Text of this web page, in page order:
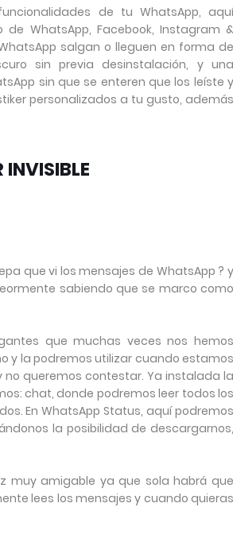
de tu WhatsApp, aquí
WhatsApp, Facebook, Instagram &
salgan o lleguen en forma de
sin previa desinstalación, y una
sin que se enteren que los leíste y
personalizados a tu gusto, además
que vi los mensajes de WhatsApp ? y
sabiendo que se marco como
que muchas veces nos hemos
y la podremos utilizar cuando estamos
queremos contestar. Ya instalada la
chat, donde podremos leer todos los
En WhatsApp Status, aquí podremos
la posibilidad de descargarnos,
muy amigable ya que sola habrá que
lees los mensajes y cuando quieras